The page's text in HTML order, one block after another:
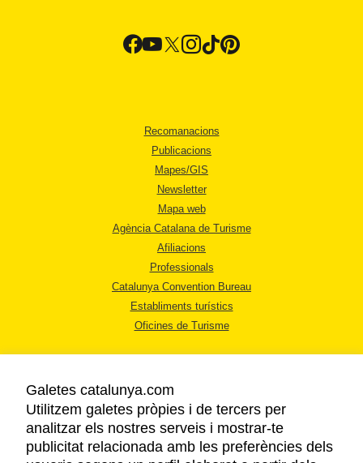
Recomanacions
Publicacions
Mapes/GIS
Newsletter
Mapa web
Agència Catalana de Turisme
Afiliacions
Professionals
Catalunya Convention Bureau
Establiments turístics
Oficines de Turisme
AVÍS LEGAL
POLÍTICA DE PRIVACITAT
Galetes catalunya.com
Utilitzem galetes pròpies i de tercers per
analitzar els nostres serveis i mostrar-te
publicitat relacionada amb les preferències dels